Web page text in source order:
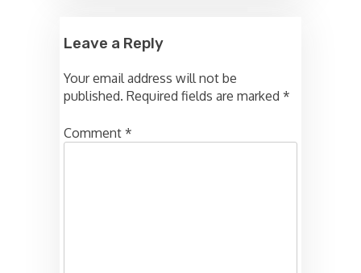
Leave a Reply
Your email address will not be
published. Required fields are marked *
Comment *